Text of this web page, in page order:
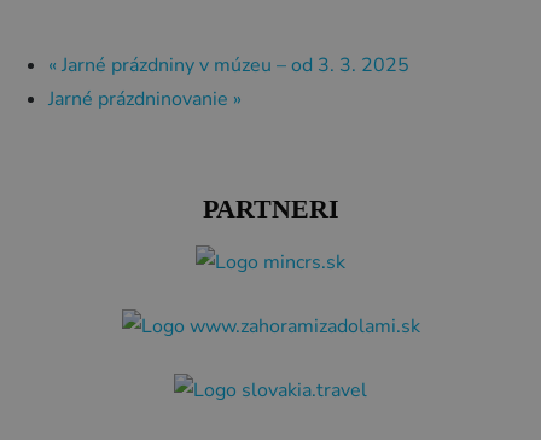
« Jarné prázdniny v múzeu – od 3. 3. 2025
Jarné prázdninovanie »
PARTNERI